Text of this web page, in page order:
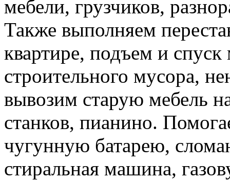
мебели, грузчиков,
Также выполняем
квартире, подъем и спуск
строительного мусора,
вывозим старую мебель
станков, пианино.
чугунную батарею,
стиральная машина,